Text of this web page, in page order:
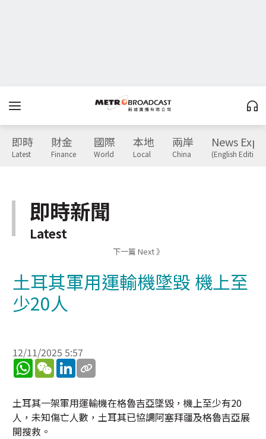
即時
Latest
財金
Finance
國際
World
本地
Local
兩岸
China
News
(English Edition)
即時新聞
Latest
下一篇 Next 》
土耳其軍用運輸機墜毀 機上至
少20人
12/11/2025 5:57
WhatsApp
WeChatLinkedIn
土耳其一架軍用運輸機在格魯吉亞墜毀，機上至少有20
人，未知傷亡人數，土耳其已協調阿塞拜疆及格魯吉亞展
開搜救。